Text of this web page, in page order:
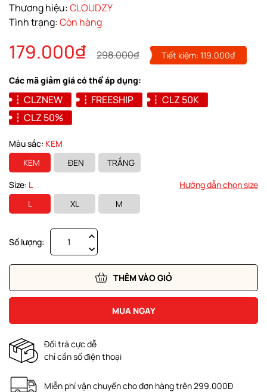
Thương hiệu:CLOUDZY
Tình trạng:Còn hàng
179.000₫ 298.000₫ Tiết kiệm: 119.000₫
Các mã giảm giá có thể áp dụng:
CLZNEW FREESHIP
CLZ 50K
CLZ 50%
Màu sắc: KEM
KEM
ĐEN
TRẮNG
Size: L
Hướng dẫn chọn size
L
XL M
Số lượng:
THÊM VÀO GIỎ
MUA NGAY
Đổi trả cực dễ
chỉ cần số điện thoại
Miễn phí vận chuyển cho đơn hàng trên 299.000Đ